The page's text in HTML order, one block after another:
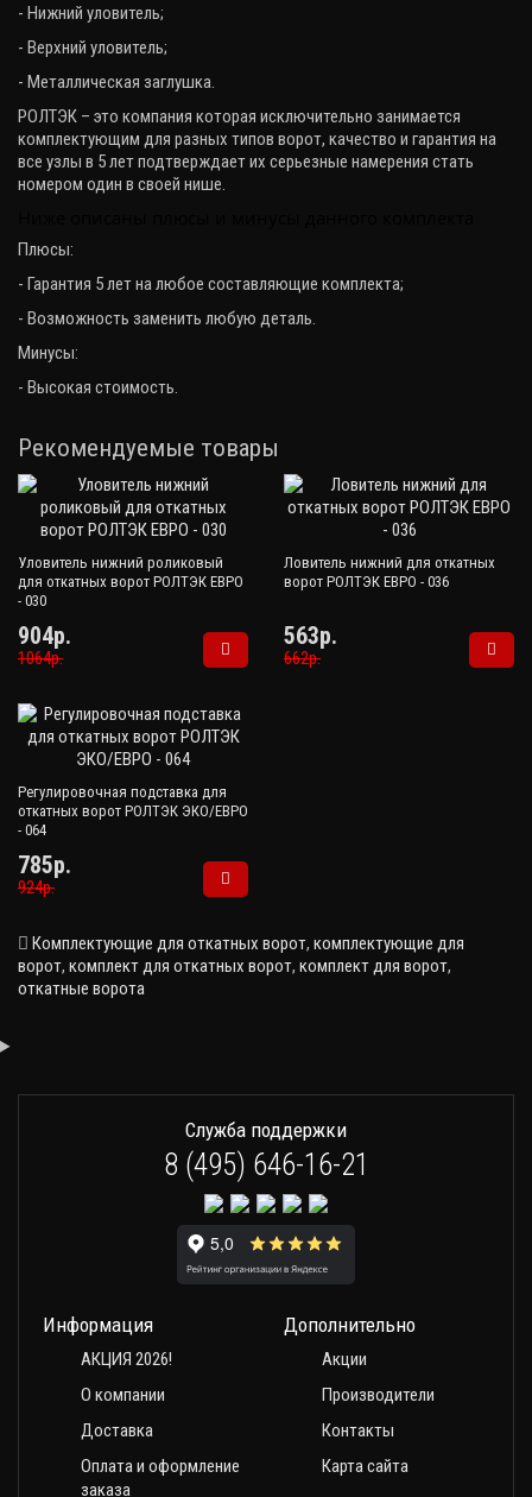
- Нижний уловитель;
- Верхний уловитель;
- Металлическая заглушка.
РОЛТЭК – это компания которая исключительно занимается
комплектующим для разных типов ворот, качество и гарантия на
все узлы в 5 лет подтверждает их серьезные намерения стать
номером один в своей нише.
Плюсы:
- Гарантия 5 лет на любое составляющие комплекта;
- Возможность заменить любую деталь.
Минусы:
- Высокая стоимость.
Рекомендуемые товары
Уловитель нижний роликовый
для откатных ворот РОЛТЭК ЕВРО
- 030
904р.
1064р.
Ловитель нижний для откатных
ворот РОЛТЭК ЕВРО - 036
563р.
662р.
Регулировочная подставка для
откатных ворот РОЛТЭК ЭКО/ЕВРО
- 064
785р.
924р.
Комплектующие для откатных ворот, комплектующие для
ворот, комплект для откатных ворот, комплект для ворот,
откатные ворота
Служба поддержки
8 (495) 646-16-21
Информация
АКЦИЯ 2026!
О компании
Доставка
Оплата и оформление
заказа
Дополнительно
Акции
Производители
Контакты
Карта сайта